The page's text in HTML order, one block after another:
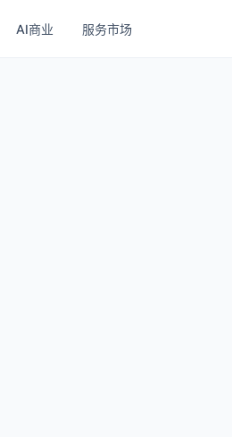
AI商业 服务市场